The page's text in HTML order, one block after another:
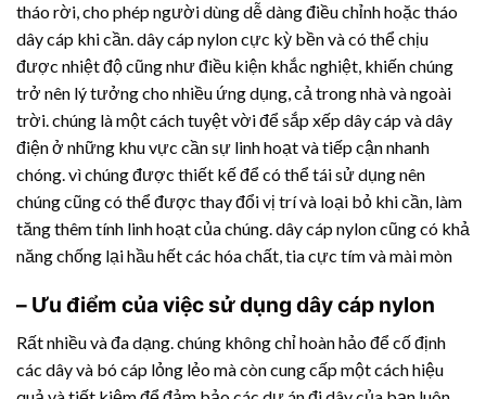
tháo rời, cho phép người dùng dễ dàng điều chỉnh hoặc tháo
dây cáp khi cần. dây cáp nylon cực kỳ bền và có thể chịu
được nhiệt độ cũng như điều kiện khắc nghiệt, khiến chúng
trở nên lý tưởng cho nhiều ứng dụng, cả trong nhà và ngoài
trời. chúng là một cách tuyệt vời để sắp xếp dây cáp và dây
điện ở những khu vực cần sự linh hoạt và tiếp cận nhanh
chóng. vì chúng được thiết kế để có thể tái sử dụng nên
chúng cũng có thể được thay đổi vị trí và loại bỏ khi cần, làm
tăng thêm tính linh hoạt của chúng. dây cáp nylon cũng có khả
năng chống lại hầu hết các hóa chất, tia cực tím và mài mòn
– Ưu điểm của việc sử dụng dây cáp nylon
Rất nhiều và đa dạng. chúng không chỉ hoàn hảo để cố định
các dây và bó cáp lỏng lẻo mà còn cung cấp một cách hiệu